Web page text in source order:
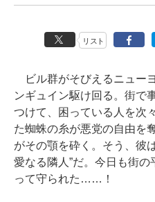
リスト
ビル群がそびえるニュー
ンギュイン駆け回る。街で
つけて、困っている人を次
た蜘蛛の糸が悪党の自由を
がその顎を砕く。そう、彼
愛なる隣人”だ。今日も街
って守られた……！